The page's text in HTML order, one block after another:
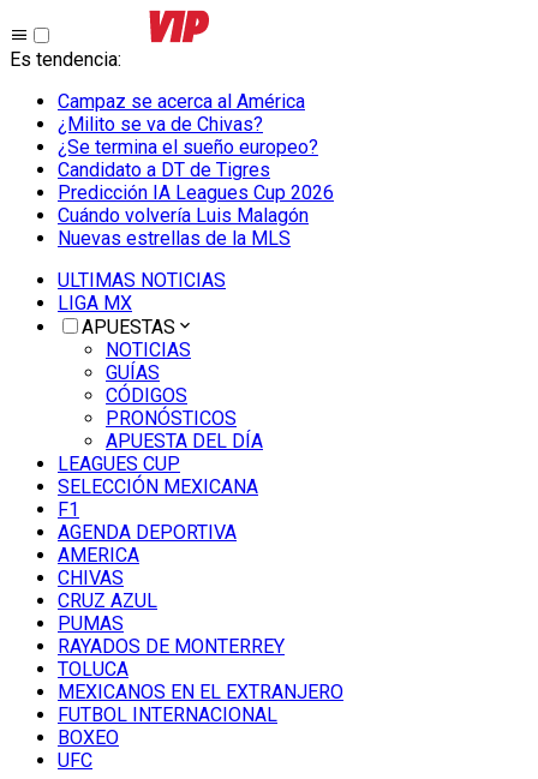
Es tendencia:
Campaz se acerca al América
¿Milito se va de Chivas?
¿Se termina el sueño europeo?
Candidato a DT de Tigres
Predicción IA Leagues Cup 2026
Cuándo volvería Luis Malagón
Nuevas estrellas de la MLS
ULTIMAS NOTICIAS
LIGA MX
APUESTAS
NOTICIAS
GUÍAS
CÓDIGOS
PRONÓSTICOS
APUESTA DEL DÍA
LEAGUES CUP
SELECCIÓN MEXICANA
F1
AGENDA DEPORTIVA
AMERICA
CHIVAS
CRUZ AZUL
PUMAS
RAYADOS DE MONTERREY
TOLUCA
MEXICANOS EN EL EXTRANJERO
FUTBOL INTERNACIONAL
BOXEO
UFC